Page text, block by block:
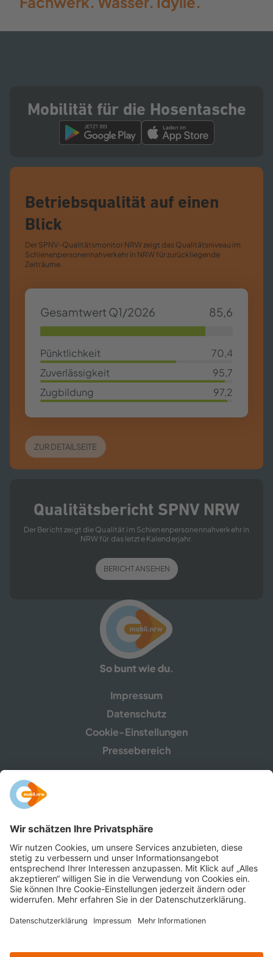
Mobilität für die Hosentasche
Betriebsqualität auf einen
Blick
Der SPNV-​Qualitätsmonitor NRW zeigt das Qualitätsniveau im
Schienenpersonennahverkehr in NRW für zurückliegende
Zeiträume.
Gesamtwert Q1/2026
85,6
85,63%
Pünktlichkeit 70,4
70,4%
Zuverlässigkeit
95,7
95,7%
Zugbildung
97,2
97,2%
ZUR DETAILSEITE
Qualitätsbericht SPNV NRW
Der Bericht zeigt die Qualität im Schienenpersonennahverkehr in
NRW für das letzte Kalenderjahr.
BERICHT ANSEHEN
Impressum
Datenschutz
Cookie-Einstellungen
Pressebereich
mobil.nrw ist eine Gemeinschaftskampagne des
Ministeriums für Umwelt, Naturschutz und Verkehr
NRW sowie der Verkehrsunternehmen,
Zweckverbände, Verkehrsverbünde und -​